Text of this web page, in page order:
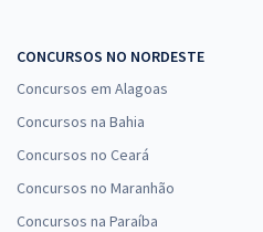
CONCURSOS NO NORDESTE
Concursos em Alagoas
Concursos na Bahia
Concursos no Ceará
Concursos no Maranhão
Concursos na Paraíba